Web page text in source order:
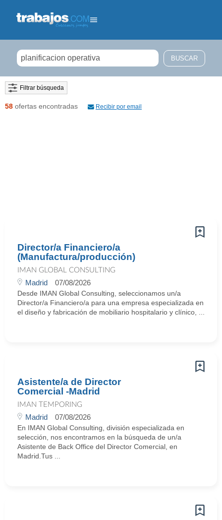
Filtrar búsqueda
58 ofertas encontradas Recibir por email
Director/a Financiero/a
(Manufactura/producción)
IMAN GLOBAL CONSULTING
Madrid 07/08/2026
Desde IMAN Global Consulting, seleccionamos un/a
Director/a Financiero/a para una empresa especializada en
el diseño y fabricación de mobiliario hospitalario y clínico, ...
Asistente/a de Director
Comercial -Madrid
IMAN TEMPORING
Madrid 07/08/2026
En IMAN Global Consulting, división especializada en
selección, nos encontramos en la búsqueda de un/a
Asistente de Back Office del Director Comercial, en
Madrid.Tus ...